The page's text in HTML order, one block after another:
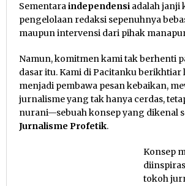
Sementaraindependensi adalah janji
pengelolaan redaksi sepenuhnya
maupun intervensi dari pihak
Namun, komitmen kami tak berhenti
dasar itu. Kami di Pacitanku berikhtiar
menjadi pembawa pesan kebaikan,
jurnalisme yang tak hanya cerdas,
nurani—sebuah konsep yang dikenal
Jurnalisme Profetik.
Konsep
tokoh